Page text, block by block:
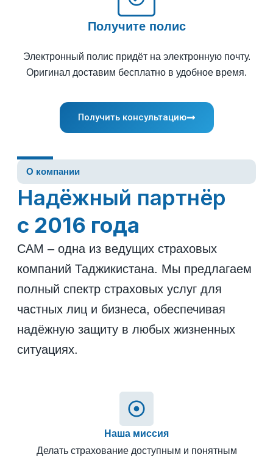
Получите полис
Электронный полис придёт на электронную почту.
Оригинал доставим бесплатно в удобное время.
Получить консультацию
О компании
Надёжный партнёр
с 2016 года
САМ – одна из ведущих страховых
компаний Таджикистана. Мы предлагаем
полный спектр страховых услуг для
частных лиц и бизнеса, обеспечивая
надёжную защиту в любых жизненных
ситуациях.
Наша миссия
Делать страхование доступным и понятным